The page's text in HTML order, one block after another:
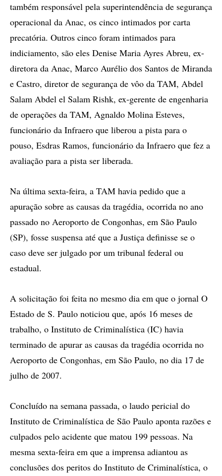
também responsável pela superintendência de segurança
operacional da Anac, os cinco intimados por carta
precatória. Outros cinco foram intimados para
indiciamento, são eles Denise Maria Ayres Abreu, ex-
diretora da Anac, Marco Aurélio dos Santos de Miranda
e Castro, diretor de segurança de vôo da TAM, Abdel
Salam Abdel el Salam Rishk, ex-gerente de engenharia
de operações da TAM, Agnaldo Molina Esteves,
funcionário da Infraero que liberou a pista para o
pouso, Esdras Ramos, funcionário da Infraero que fez a
avaliação para a pista ser liberada.
Na última sexta-feira, a TAM havia pedido que a
apuração sobre as causas da tragédia, ocorrida no ano
passado no Aeroporto de Congonhas, em São Paulo
(SP), fosse suspensa até que a Justiça definisse se o
caso deve ser julgado por um tribunal federal ou
estadual.
A solicitação foi feita no mesmo dia em que o jornal O
Estado de S. Paulo noticiou que, após 16 meses de
trabalho, o Instituto de Criminalística (IC) havia
terminado de apurar as causas da tragédia ocorrida no
Aeroporto de Congonhas, em São Paulo, no dia 17 de
julho de 2007.
Concluído na semana passada, o laudo pericial do
Instituto de Criminalística de São Paulo aponta razões e
culpados pelo acidente que matou 199 pessoas. Na
mesma sexta-feira em que a imprensa adiantou as
conclusões dos peritos do Instituto de Criminalística, o